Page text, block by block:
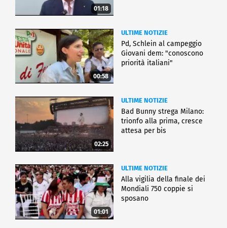
01:18
00:58
ULTIME NOTIZIE
Pd, Schlein al campeggio
Giovani dem: "conoscono
priorità italiani"
02:25
ULTIME NOTIZIE
Bad Bunny strega Milano:
trionfo alla prima, cresce
attesa per bis
01:01
ULTIME NOTIZIE
Alla vigilia della finale dei
Mondiali 750 coppie si
sposano